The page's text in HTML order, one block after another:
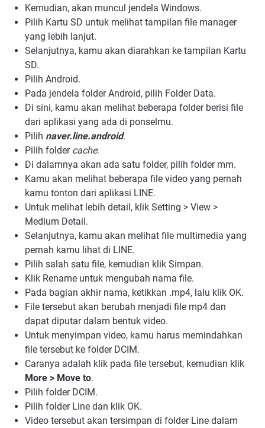
Kemudian, akan muncul jendela Windows.
Pilih Kartu SD untuk melihat tampilan file manager
yang lebih lanjut.
Selanjutnya, kamu akan diarahkan ke tampilan Kartu
SD.
Pilih Android.
Pada jendela folder Android, pilih Folder Data.
Di sini, kamu akan melihat beberapa folder berisi file
dari aplikasi yang ada di ponselmu.
Pilih naver.line.android.
Pilih folder cache.
Di dalamnya akan ada satu folder, pilih folder mm.
Kamu akan melihat beberapa file video yang pernah
kamu tonton dari aplikasi LINE.
Untuk melihat lebih detail, klik Setting > View >
Medium Detail.
Selanjutnya, kamu akan melihat file multimedia yang
pernah kamu lihat di LINE.
Pilih salah satu file, kemudian klik Simpan.
Klik Rename untuk mengubah nama file.
Pada bagian akhir nama, ketikkan .mp4, lalu klik OK.
File tersebut akan berubah menjadi file mp4 dan
dapat diputar dalam bentuk video.
Untuk menyimpan video, kamu harus memindahkan
file tersebut ke folder DCIM.
Caranya adalah klik pada file tersebut, kemudian klik
More > Move to.
Pilih folder DCIM.
Pilih folder Line dan klik OK.
Video tersebut akan tersimpan di folder Line dalam